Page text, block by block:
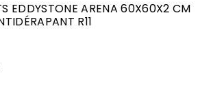
EDDYSTONE ARENA 60X60X2 CM
R11